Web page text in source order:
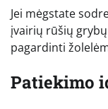
Jei mėgstate
įvairių rūšių
pagardinti
Patiekimo